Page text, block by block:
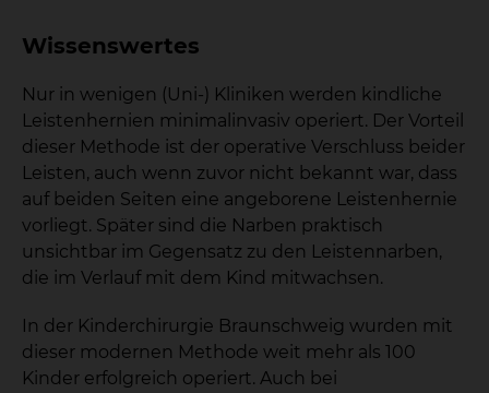
Wissenswertes
Nur in wenigen (Uni-) Kliniken werden kindliche
Leistenhernien minimalinvasiv operiert. Der Vorteil
dieser Methode ist der operative Verschluss beider
Leisten, auch wenn zuvor nicht bekannt war, dass
auf beiden Seiten eine angeborene Leistenhernie
vorliegt. Später sind die Narben praktisch
unsichtbar im Gegensatz zu den Leistennarben,
die im Verlauf mit dem Kind mitwachsen.
In der Kinderchirurgie Braunschweig wurden mit
dieser modernen Methode weit mehr als 100
Kinder erfolgreich operiert. Auch bei